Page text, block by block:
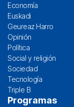
Economía
Euskadi
Geureaz Harro
Opinión
Política
Social y religión
Sociedad
Tecnología
Triple B
Programas